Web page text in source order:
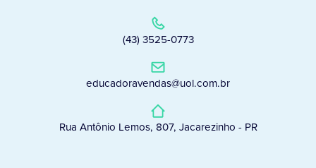
(43) 3525-0773
educadoravendas@uol.com.br
Rua Antônio Lemos, 807, Jacarezinho - PR